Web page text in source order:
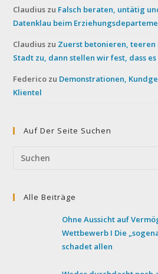
Claudius zu Falsch beraten, untätig
Datenklau beim
Claudius zu Zuerst betonieren,
Stadt zu, dann stellen wir fest, dass
Federico zu Demonstrationen,
Klientel
Auf Der Seite Suchen
Alle Beiträge
Ohne Aussicht auf
Wettbewerb I Die
schadet allen